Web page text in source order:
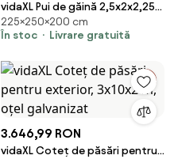
vidaXL Pui de găină 2,5x2x2,25
m Oțel galvanizat
225×250×200 cm
În stoc
Livrare gratuită
3.646,99 RON
vidaXL Coteț de păsări pentru